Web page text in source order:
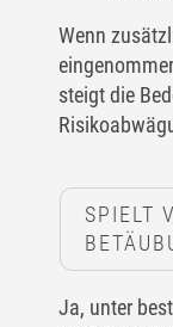
Wenn
steigt die
SPIELT
Ja, unter